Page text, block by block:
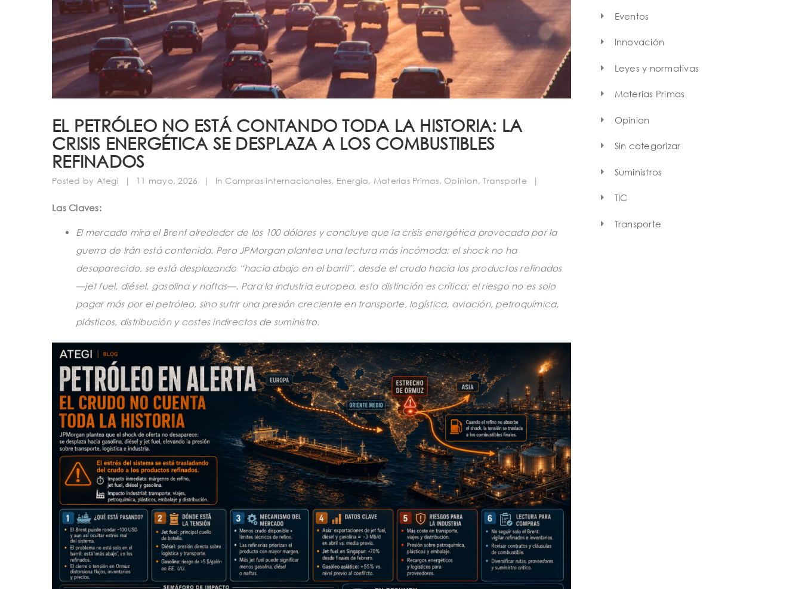
EL PETRÓLEO NO ESTÁ CONTANDO TODA LA HISTORIA: LA
CRISIS ENERGÉTICA SE DESPLAZA A LOS COMBUSTIBLES
REFINADOS
Posted by Ategi | 11 mayo, 2026 | In Compras internacionales, Energía, Materias Primas, Opinion,Transporte |
Las Claves:
El mercado mira el Brent alrededor de los 100 dólares y concluye que la crisis energética provocada por la
guerra de Irán está contenida. Pero JPMorgan plantea una lectura más incómoda: el shock no ha
desaparecido, se está desplazando “hacia abajo en el barril”, desde el crudo hacia los productos refinados
—jet fuel, diésel, gasolina y naftas—. Para la industria europea, esta distinción es crítica: el riesgo no es solo
pagar más por el petróleo, sino sufrir una presión creciente en transporte, logística, aviación, petroquímica,
plásticos, distribución y costes indirectos de suministro.
Eventos
Innovación
Leyes y normativas
Materias Primas
Opinion
Sin categorizar
Suministros
TIC
Transporte